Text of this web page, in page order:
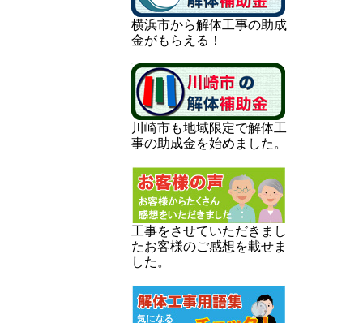
横浜市から解体工事の助成
金がもらえる！
川崎市も地域限定で解体工
事の助成金を始めました。
工事をさせていただきまし
たお客様のご感想を載せま
した。